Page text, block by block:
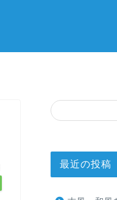
最近の投稿